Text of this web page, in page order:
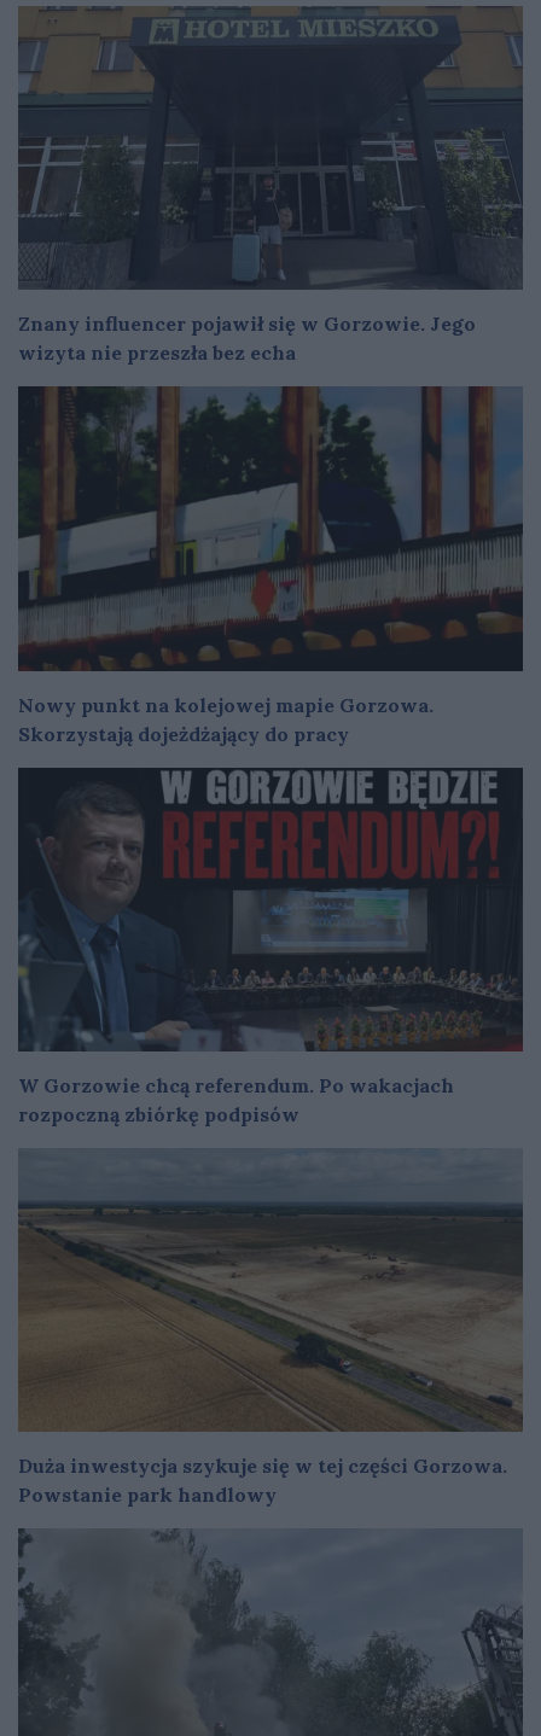
Znany influencer pojawił się w Gorzowie. Jego
wizyta nie przeszła bez echa
Nowy punkt na kolejowej mapie Gorzowa.
Skorzystają dojeżdżający do pracy
W Gorzowie chcą referendum. Po wakacjach
rozpoczną zbiórkę podpisów
Duża inwestycja szykuje się w tej części Gorzowa.
Powstanie park handlowy